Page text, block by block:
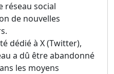
réseau social
de nouvelles
dédié à X (Twitter),
a dû être abandonné
les moyens